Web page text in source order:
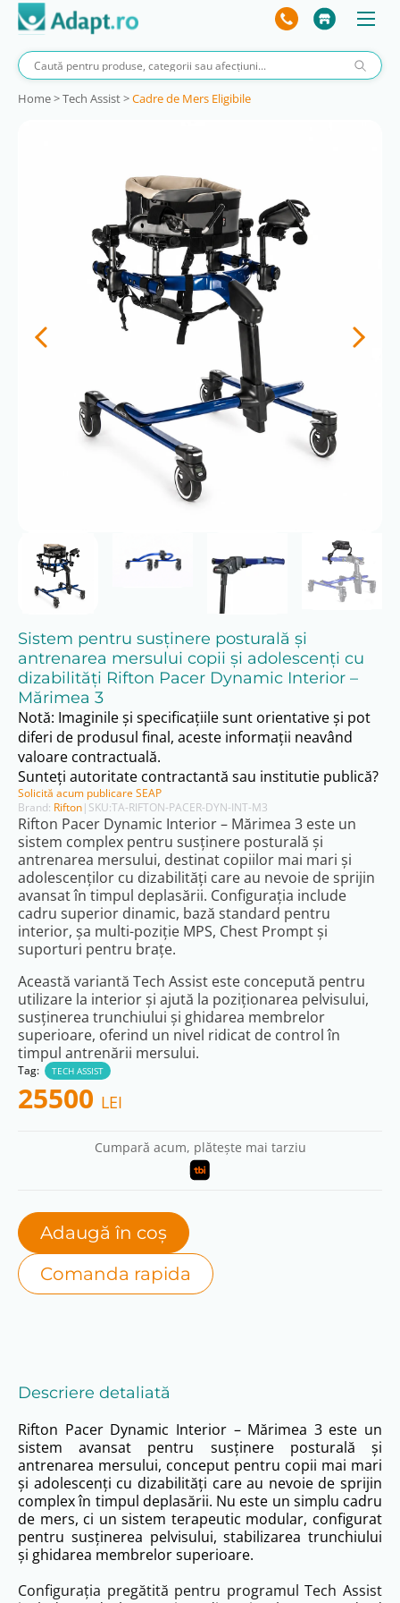
Home>Tech Assist>Cadre de Mers Eligibile
Brand: Rifton| SKU:TA-RIFTON-PACER-DYN-INT-M3
Sistem pentru susținere posturală și
antrenarea mersului copii și adolescenți cu
dizabilități Rifton Pacer Dynamic Interior –
Mărimea 3
Rifton Pacer Dynamic Interior – Mărimea 3 este un
sistem complex pentru susținere posturală și
antrenarea mersului, destinat copiilor mai mari și
adolescenților cu dizabilități care au nevoie de sprijin
avansat în timpul deplasării. Configurația include
cadru superior dinamic, bază standard pentru
interior, șa multi-poziție MPS, Chest Prompt și
suporturi pentru brațe.
Această variantă Tech Assist este concepută pentru
utilizare la interior și ajută la poziționarea pelvisului,
susținerea trunchiului și ghidarea membrelor
superioare, oferind un nivel ridicat de control în
timpul antrenării mersului.
Tag: TECH ASSIST
25500 LEI
Cumpară acum, plătește mai tarziu
Adaugă în coș
Comanda rapida
Notă: Imaginile și specificațiile sunt orientative și pot
diferi de produsul final, aceste informații neavând
valoare contractuală.
Sunteți autoritate contractantă sau institutie publică?
Solicită acum publicare SEAP
Descriere detaliată
Rifton Pacer Dynamic Interior – Mărimea 3 este un
sistem avansat pentru susținere posturală și
antrenarea mersului, conceput pentru copii mai mari
și adolescenți cu dizabilități care au nevoie de sprijin
complex în timpul deplasării. Nu este un simplu cadru
de mers, ci un sistem terapeutic modular, configurat
pentru susținerea pelvisului, stabilizarea trunchiului
și ghidarea membrelor superioare.
Configurația pregătită pentru programul Tech Assist